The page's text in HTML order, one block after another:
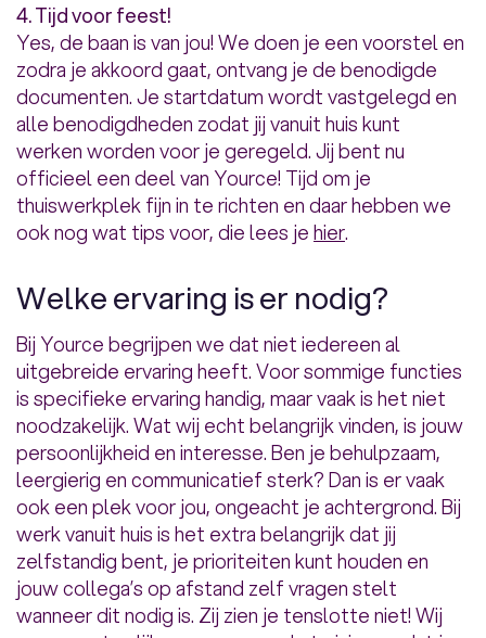
4. Tijd voor feest!
Yes, de baan is van jou! We doen je een voorstel en
zodra je akkoord gaat, ontvang je de benodigde
documenten. Je startdatum wordt vastgelegd en
alle benodigdheden zodat jij vanuit huis kunt
werken worden voor je geregeld. Jij bent nu
officieel een deel van Yource! Tijd om je
thuiswerkplek fijn in te richten en daar hebben we
ook nog wat tips voor, die lees jehier.
Welke ervaring is er nodig?
Bij Yource begrijpen we dat niet iedereen al
uitgebreide ervaring heeft. Voor sommige functies
is specifieke ervaring handig, maar vaak is het niet
noodzakelijk. Wat wij echt belangrijk vinden, is jouw
persoonlijkheid en interesse. Ben je behulpzaam,
leergierig en communicatief sterk? Dan is er vaak
ook een plek voor jou, ongeacht je achtergrond. Bij
werk vanuit huis is het extra belangrijk dat jij
zelfstandig bent, je prioriteiten kunt houden en
jouw collega’s op afstand zelf vragen stelt
wanneer dit nodig is. Zij zien je tenslotte niet! Wij